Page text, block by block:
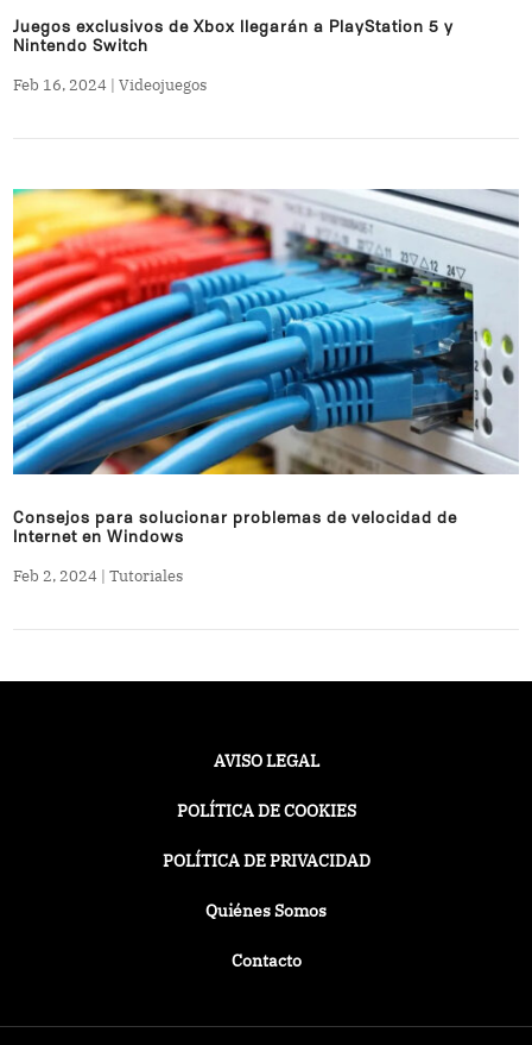
Juegos exclusivos de Xbox llegarán a PlayStation 5 y
Nintendo Switch
Feb 16, 2024 |Videojuegos
Consejos para solucionar problemas de velocidad de
Internet en Windows
Feb 2, 2024 |Tutoriales
AVISO LEGAL
POLÍTICA DE COOKIES
POLÍTICA DE PRIVACIDAD
Quiénes Somos
Contacto